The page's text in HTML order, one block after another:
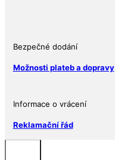
Ag
množství
Bezpečné dodání
Možnosti plateb a dopravy
Informace o vrácení
Reklamační řád